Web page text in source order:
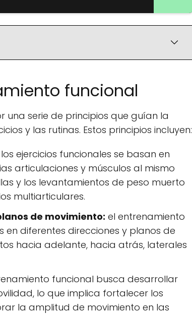
funcional
una serie de principios que guían la
y las rutinas. Estos principios incluyen:
los ejercicios funcionales se basan en
articulaciones y músculos al mismo
y los levantamientos de peso muerto
multiarticulares.
de movimiento: el entrenamiento
diferentes direcciones y planos de
hacia adelante, hacia atrás, laterales
funcional busca desarrollar
lo que implica fortalecer los
la amplitud de movimiento en las